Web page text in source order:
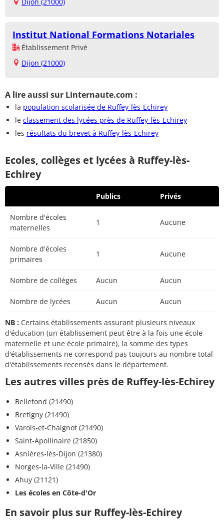
Institut National Formations Notariales
Établissement Privé
Dijon (21000)
A lire aussi sur Linternaute.com :
la population scolarisée de Ruffey-lès-Echirey
le classement des lycées près de Ruffey-lès-Echirey
les résultats du brevet à Ruffey-lès-Echirey
Ecoles, collèges et lycées à Ruffey-lès-
Echirey
Publics Privés
Nombre d'écoles
maternelles
1 Aucune
Nombre d'écoles
primaires
1 Aucune
Nombre de collèges Aucun Aucun
Nombre de lycées Aucun Aucun
NB : Certains établissements assurant plusieurs niveaux
d'éducation (un établissement peut être à la fois une école
maternelle et une école primaire), la somme des types
d'établissements ne correspond pas toujours au nombre total
d'établissements recensés dans le département.
Les autres villes près de Ruffey-lès-Echirey
Bellefond (21490)
Bretigny (21490)
Varois-et-Chaignot (21490)
Saint-Apollinaire (21850)
Asnières-lès-Dijon (21380)
Norges-la-Ville (21490)
Ahuy (21121)
Les écoles en Côte-d'Or
En savoir plus sur Ruffey-lès-Echirey